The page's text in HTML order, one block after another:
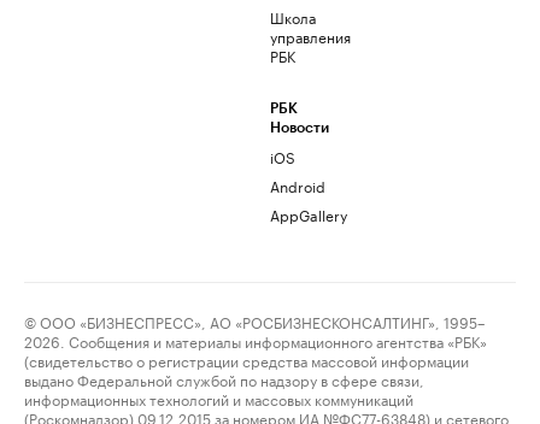
Школа
управления
РБК
РБК
Новости
iOS
Android
AppGallery
© ООО «БИЗНЕСПРЕСС», АО «РОСБИЗНЕСКОНСАЛТИНГ», 1995–
2026. Сообщения и материалы информационного агентства «РБК»
(свидетельство о регистрации средства массовой информации
выдано Федеральной службой по надзору в сфере связи,
информационных технологий и массовых коммуникаций
(Роскомнадзор) 09.12.2015 за номером ИА №ФС77-63848) и сетевого